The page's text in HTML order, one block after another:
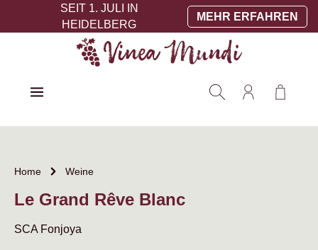
Zum Hauptinhalt springen
SEIT 1. JULI IN
HEIDELBERG
MEHR ERFAHREN
Home Weine
Le Grand Rêve Blanc
SCA Fonjoya